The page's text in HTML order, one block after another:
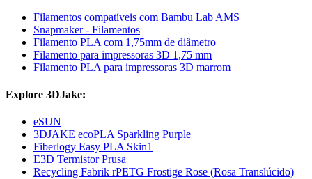
Filamentos compatíveis com Bambu Lab AMS
Snapmaker - Filamentos
Filamento PLA com 1,75mm de diâmetro
Filamento para impressoras 3D 1,75 mm
Filamento PLA para impressoras 3D marrom
Explore 3DJake:
eSUN
3DJAKE ecoPLA Sparkling Purple
Fiberlogy Easy PLA Skin1
E3D Termistor Prusa
Recycling Fabrik rPETG Frostige Rose (Rosa Translúcido)